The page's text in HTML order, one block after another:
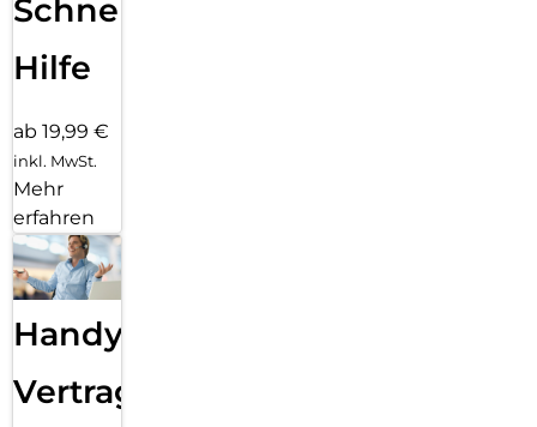
Schnelle
Hilfe
ab 19,99 €
inkl. MwSt.
Mehr
erfahren
Handy
Vertragsabwicklung